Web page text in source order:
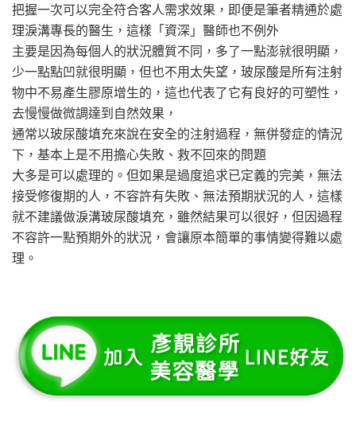
把握一次可以完全符合客人需求效果，即便是筆者精通於處
理淚溝專長的醫生，這樣「資深」醫師也不例外
主要是因為每個人的狀況體質不同，多了一點澎就很明顯，
少一點點凹就很明顯，但也不用太失望，玻尿酸是所有注射
物中不易產生膠原增生的，這也代表了它有良好的可塑性，
去慢慢做微調達到自然效果，
通常以玻尿酸填充來說在安全的注射過程，無併發症的情況
下，基本上是不用擔心失敗、救不回來的問題
大多是可以處理的。但如果是過度追求已定義的完美，無法
接受修復期的人，不容許有失敗、無法預期狀況的人，這樣
就不建議做淚溝玻尿酸填充，雖然結果可以很好，但因過程
不容許一點預期外的狀況，會讓原本簡單的事情變得難以處
理。